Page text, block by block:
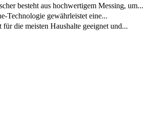
besteht aus hochwertigem Messing, um...
Technologie gewährleistet eine...
die meisten Haushalte geeignet und...